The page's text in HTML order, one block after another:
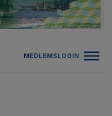
MEDLEMSLOGIN